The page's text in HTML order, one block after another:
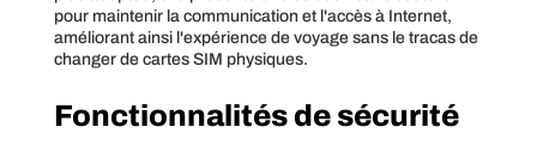
pour maintenir la communication et l'accès à Internet,
améliorant ainsi l'expérience de voyage sans le tracas de
changer de cartes SIM physiques.
Fonctionnalités de sécurité